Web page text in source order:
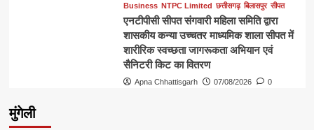
Business NTPC Limited छत्तीसगढ़ बिलासपुर सीपत
एनटीपीसी सीपत संगवारी महिला समिति द्वारा
शासकीय कन्या उच्चतर माध्यमिक शाला सीपत में
शारीरिक स्वच्छता जागरूकता अभियान एवं
सैनिटरी किट का वितरण
Apna Chhattisgarh 07/08/2026 0
मुंगेली